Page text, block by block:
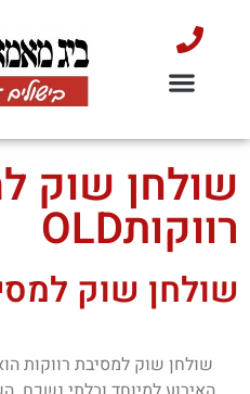
שולחן שוק
רווקותOLD
שולחן שוק
שולחן שוק למסיבת רווקות